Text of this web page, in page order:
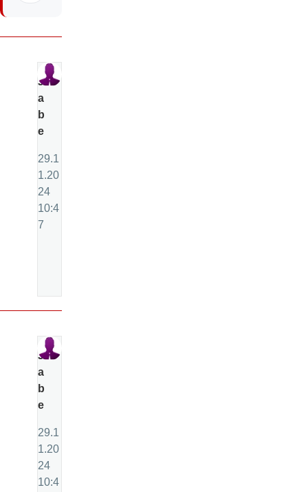
J
a
b
e
29.1
1.20
24
10:4
7
J
a
b
e
29.1
1.20
24
10:4